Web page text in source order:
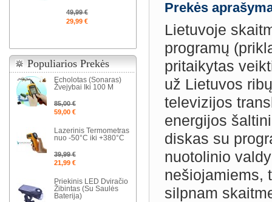
Prekės
Lietuvoje
programų
pritaikytas
už Lietuvos
televizijos
energijos
diskas su
nuotolinio
nešiojamiems,
silpnam
49,99 €
29,99 €
Populiarios Prekės
Echolotas (Sonaras)
Žvejybai Iki 100 M
85,00 €
59,00 €
Lazerinis Termometras
nuo -50°C iki +380°C
39,99 €
21,99 €
Priekinis LED Dviračio
Žibintas (Su Saulės
Baterija)